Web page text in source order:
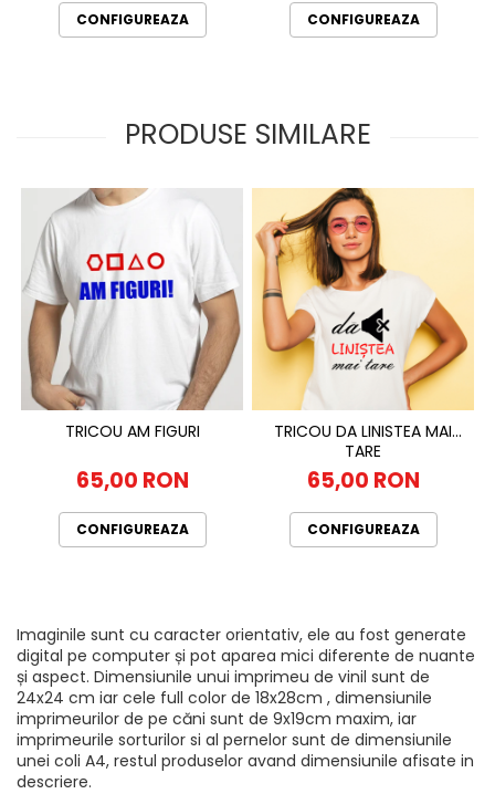
CONFIGUREAZA CONFIGUREAZA
PRODUSE SIMILARE
TRICOU AM FIGURI
65,00 RON
CONFIGUREAZA
TRICOU DA LINISTEA MAI
TARE
65,00 RON
CONFIGUREAZA
Imaginile sunt cu caracter orientativ, ele au fost generate
digital pe computer și pot aparea mici diferente de nuante
și aspect. Dimensiunile unui imprimeu de vinil sunt de
24x24 cm iar cele full color de 18x28cm , dimensiunile
imprimeurilor de pe căni sunt de 9x19cm maxim, iar
imprimeurile sorturilor si al pernelor sunt de dimensiunile
unei coli A4, restul produselor avand dimensiunile afisate in
descriere.